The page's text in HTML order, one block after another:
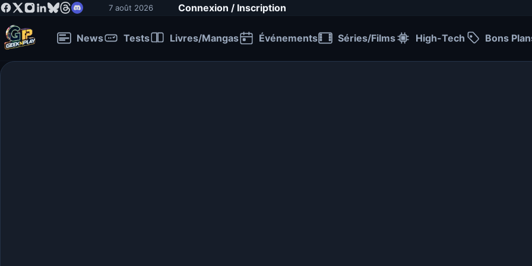
7 août 2026 Connexion / Inscription
News Tests Livres/Mangas Événements Séries/Films High-Tech Bons